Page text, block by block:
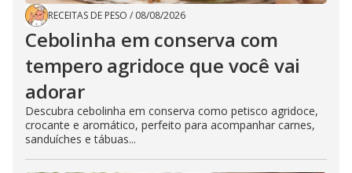
RECEITAS DE PESO / 08/08/2026
Cebolinha em conserva com
tempero agridoce que você vai
adorar
Descubra cebolinha em conserva como petisco agridoce,
crocante e aromático, perfeito para acompanhar carnes,
sanduíches e tábuas...